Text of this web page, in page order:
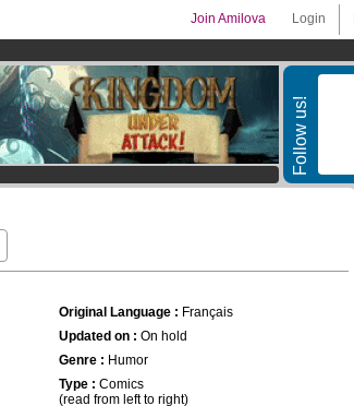
Login
Join Amilova
Follow us!
Original Language : Français
Updated on : On hold
Genre : Humor
Type : Comics
(read from left to right)